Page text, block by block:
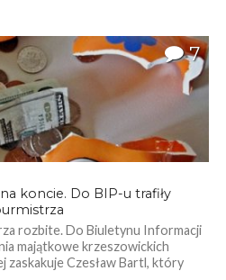
7
koncie. Do BIP-u trafiły
rozbite. Do Biuletynu Informacji
majątkowe krzeszowickich
zaskakuje Czesław Bartl, który